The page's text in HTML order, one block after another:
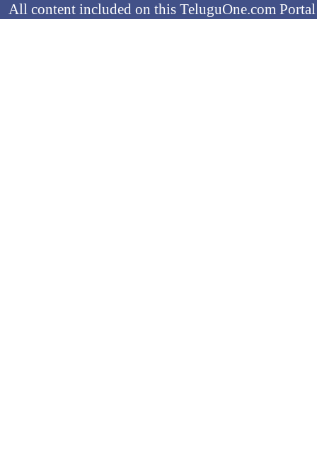
All content included on this TeluguOne.com